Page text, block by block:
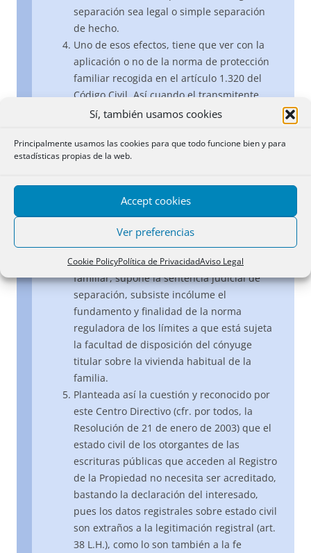
Sí, también usamos cookies
Principalmente usamos las cookies para que todo funcione bien y para
estadísticas propias de la web.
Accept cookies
Ver preferencias
Cookie PolicyPolítica de PrivacidadAviso Legal
separación sea legal o simple separación
de hecho.
Uno de esos efectos, tiene que ver con la
aplicación o no de la norma de protección
familiar recogida en el artículo 1.320 del
Código Civil. Así cuando el transmitente
está separado legal o judicialmente (al
divorciado) no puede recabarse del mismo
manifestación alguna a los efectos
Civil (cfr. Resolución de 6 de marzo de
2004); sin embargo, no ocurre así en la
separación de hecho, en la que por no
haber tenido lugar el control y garantía que
en orden a la protección y estabilidad
familiar, supone la sentencia judicial de
separación, subsiste incólume el
fundamento y finalidad de la norma
reguladora de los límites a que está sujeta
la facultad de disposición del cónyuge
titular sobre la vivienda habitual de la
familia.
Planteada así la cuestión y reconocido por
este Centro Directivo (cfr. por todos, la
Resolución de 21 de enero de 2003) que el
estado civil de los otorgantes de las
escrituras públicas que acceden al Registro
de la Propiedad no necesita ser acreditado,
bastando la declaración del interesado,
pues los datos registrales sobre estado civil
son extraños a la legitimación registral (art.
38 L.H.), como lo son también a la fe